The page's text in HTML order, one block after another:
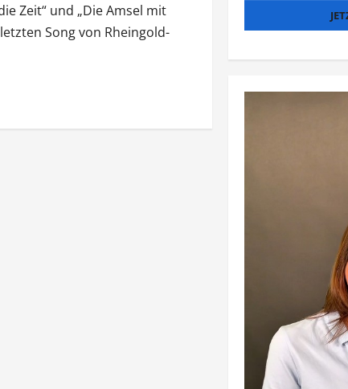
Zeit“ und „Die Amsel mit
Song von Rheingold-